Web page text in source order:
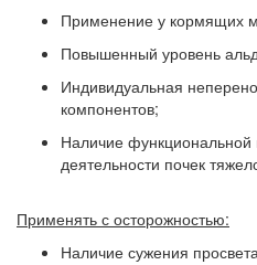
Применение у кормящих
Повышенный уровень
Индивидуальная
компонентов;
Наличие функциональной
деятельности почек
Применять с осторожностью:
Наличие сужения